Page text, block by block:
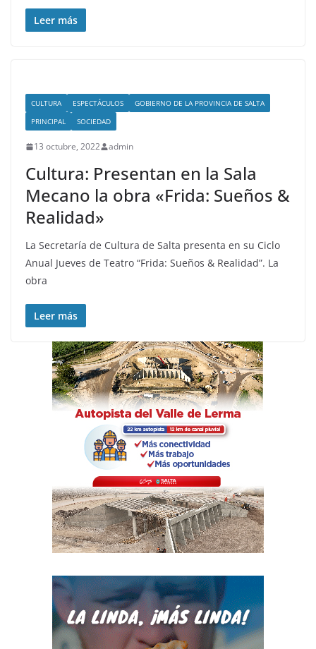
Leer más
CULTURA ESPECTÁCULOS
GOBIERNO DE LA PROVINCIA DE SALTA
PRINCIPAL
SOCIEDAD
13 octubre, 2022 admin
Cultura: Presentan en la Sala
Mecano la obra «Frida: Sueños &
Realidad»
La Secretaría de Cultura de Salta presenta en su Ciclo
Anual Jueves de Teatro “Frida: Sueños & Realidad”. La
obra
Leer más